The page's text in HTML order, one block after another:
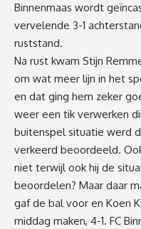
Binnenmaas wordt
vervelende 3-1
ruststand.
Na rust kwam Stijn
om wat meer lijn in het
en dat ging hem zeker
weer een tik verwerken
buitenspel situatie werd
verkeerd beoordeeld.
niet terwijl ook hij de
beoordelen? Maar daar
gaf de bal voor en Koen
middag maken, 4-1. FC